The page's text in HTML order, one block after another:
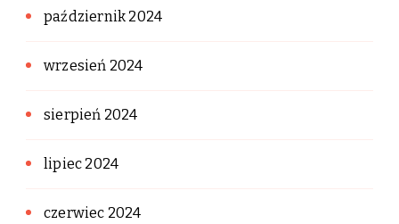
październik 2024
wrzesień 2024
sierpień 2024
lipiec 2024
czerwiec 2024